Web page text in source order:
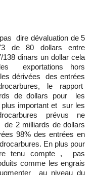
dire dévaluation de 5
de 80 dollars entre
138 dinars un dollar cela
exportations hors
dérivées des entrées
le rapport
de dollars pour les
important et sur les
prévus ne
de 2 milliards de dollars
98% des entrées en
En plus pour
tenu compte , pas
comme les engrais
au niveau du